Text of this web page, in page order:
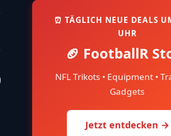
⏰ TÄGLICH NEUE DEALS
UHR
🏈 FootballR
NFL Trikots • Equipment •
Gadgets
Jetzt entdecken →